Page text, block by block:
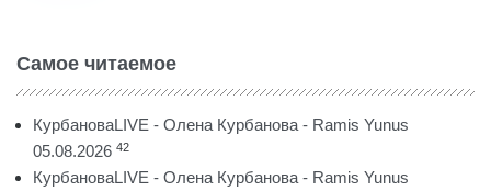
Самое читаемое
КурбановаLIVE - Олена Курбанова - Ramis Yunus
05.08.2026 42
КурбановаLIVE - Олена Курбанова - Ramis Yunus